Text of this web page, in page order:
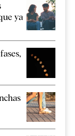
ya